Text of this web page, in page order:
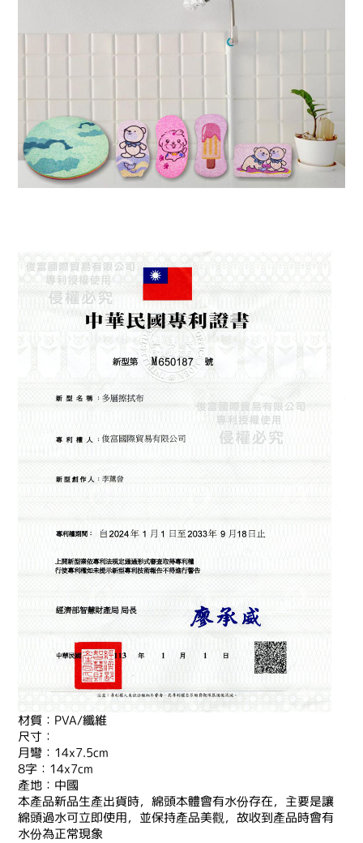
材質：PVA/纖維
尺寸：
月彎：14x7.5cm
8字：14x7cm
產地：中國
本產品新品生產出貨時， 綿頭本體會有水份存在， 主要是讓
綿頭過水可立即使用， 並保持產品美觀， 故收到產品時會有
水份為正常現象